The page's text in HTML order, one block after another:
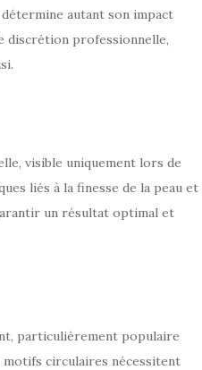
autant son impact
discrétion professionnelle,
visible uniquement lors de
liés à la finesse de la peau et
un résultat optimal et
particulièrement populaire
motifs circulaires nécessitent